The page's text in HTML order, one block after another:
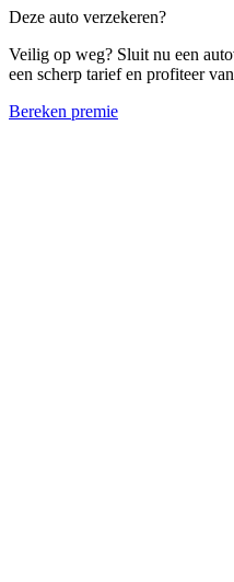
Deze auto verzekeren?
Veilig op weg? Sluit nu een
een scherp tarief en profiteer
Bereken premie